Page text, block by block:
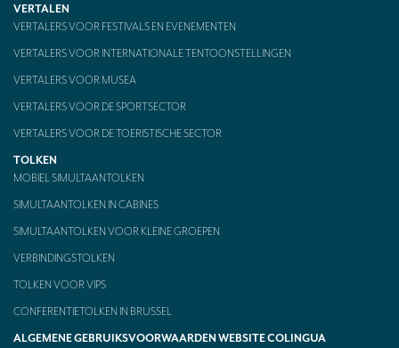
VERTALEN
VERTALERS VOOR FESTIVALS EN EVENEMENTEN
VERTALERS VOOR INTERNATIONALE TENTOONSTELLINGEN
VERTALERS VOOR MUSEA
VERTALERS VOOR DE SPORTSECTOR
VERTALERS VOOR DE TOERISTISCHE SECTOR
TOLKEN
MOBIEL SIMULTAANTOLKEN
SIMULTAANTOLKEN IN CABINES
SIMULTAANTOLKEN VOOR KLEINE GROEPEN
VERBINDINGSTOLKEN
TOLKEN VOOR VIPS
CONFERENTIETOLKEN IN BRUSSEL
ALGEMENE GEBRUIKSVOORWAARDEN WEBSITE COLINGUA